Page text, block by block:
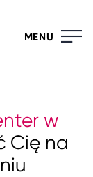
MENU
w
Cię na